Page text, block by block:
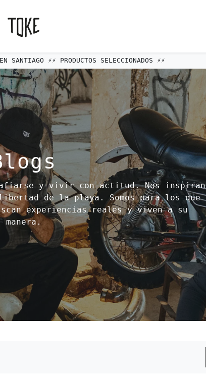
SELECCIONADOS ⚡️⚡️
y vivir con actitud. Nos inspiran
de la playa. Somos para los que
experiencias reales y viven a su
manera.